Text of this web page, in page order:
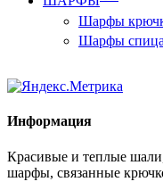
Шарфы
Шарфы
Информация
Красивые и теплые
шарфы, связанные